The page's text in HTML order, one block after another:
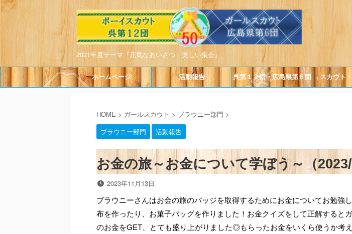
2021年度テーマ『元気なあいさつ 楽しい集会』
ホームページ 活動報告 呉第１２団・広島県第６団 スカウト
HOME > ガールスカウト > ブラウニー部門 >
ブラウニー部門
活動報告
お金の旅～お金について学ぼう～（
2023年11月13日
ブラウニーさんはお金の旅のバッジを取得するためにお金についてお勉強
布を作ったり、お菓子バッグを作りました！お金クイズをして正解すると
のお金をGET、とても盛り上がりました◎もらったお金をいくら使うか考